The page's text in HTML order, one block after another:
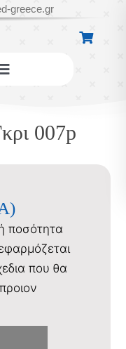
greece.gr
007p
ποσότητα
που θα